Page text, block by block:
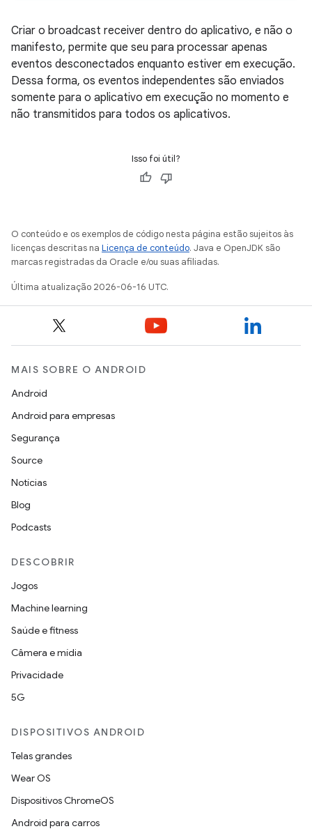
Criar o broadcast receiver dentro do aplicativo, e não o
manifesto, permite que seu para processar apenas
eventos desconectados enquanto estiver em execução.
Dessa forma, os eventos independentes são enviados
somente para o aplicativo em execução no momento e
não transmitidos para todos os aplicativos.
Isso foi útil?
O conteúdo e os exemplos de código nesta página estão sujeitos às
licenças descritas na Licença de conteúdo. Java e OpenJDK são
marcas registradas da Oracle e/ou suas afiliadas.
Última atualização 2026-06-16 UTC.
MAIS SOBRE O ANDROID
Android
Android para empresas
Segurança
Source
Notícias
Blog
Podcasts
DESCOBRIR
Jogos
Machine learning
Saúde e fitness
Câmera e mídia
Privacidade
5G
DISPOSITIVOS ANDROID
Telas grandes
Wear OS
Dispositivos ChromeOS
Android para carros